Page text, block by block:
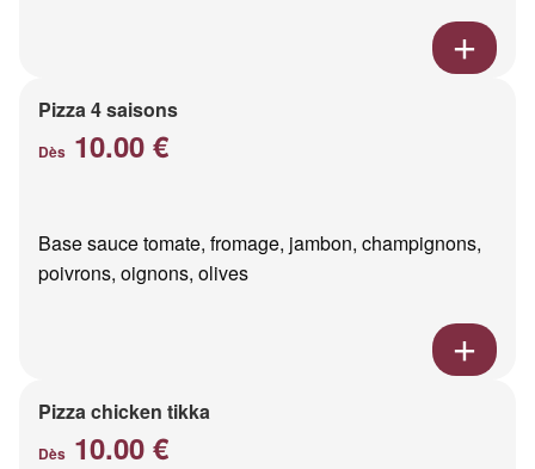
Pizza 4 saisons
Dès 10.00 €
Base sauce tomate, fromage, jambon, champignons,
poivrons, oignons, olives
Pizza chicken tikka
Dès 10.00 €